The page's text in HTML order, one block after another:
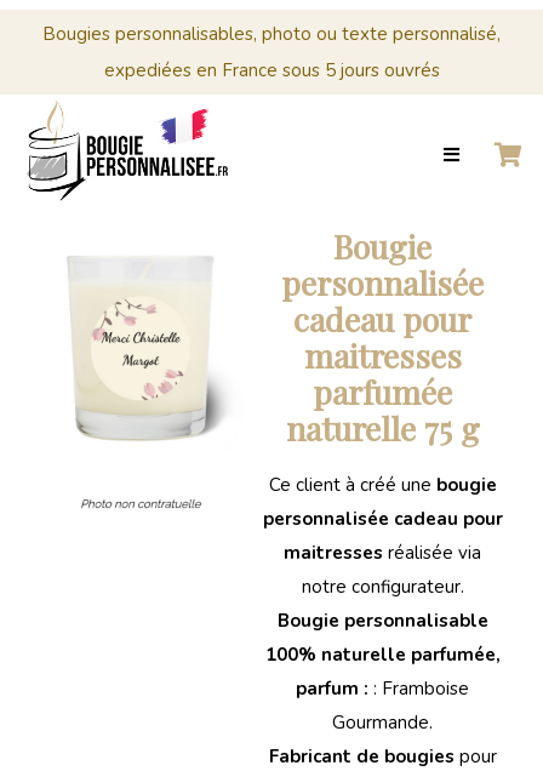
Bougies personnalisables, photo ou texte personnalisé,
expediées en France sous 5 jours ouvrés
Menu
ACCUEIL
CRÉER
VOTRE
PERSONNALISÉE
CÉRÉMONIES
Cérémonies
BOUGIES
MARIAGE
PERSONNALISÉES
PROFESSIONNELS
PANIER
0 Panier
Panier
Bougie
personnalisée
cadeau pour
maitresses
parfumée
naturelle 75 g
Ce client à créé une bougie
personnalisée cadeau pour
maitresses réalisée via
notre configurateur.
Bougie personnalisable
100% naturelle parfumée,
parfum : : Framboise
Gourmande.
Fabricant de bougies pour